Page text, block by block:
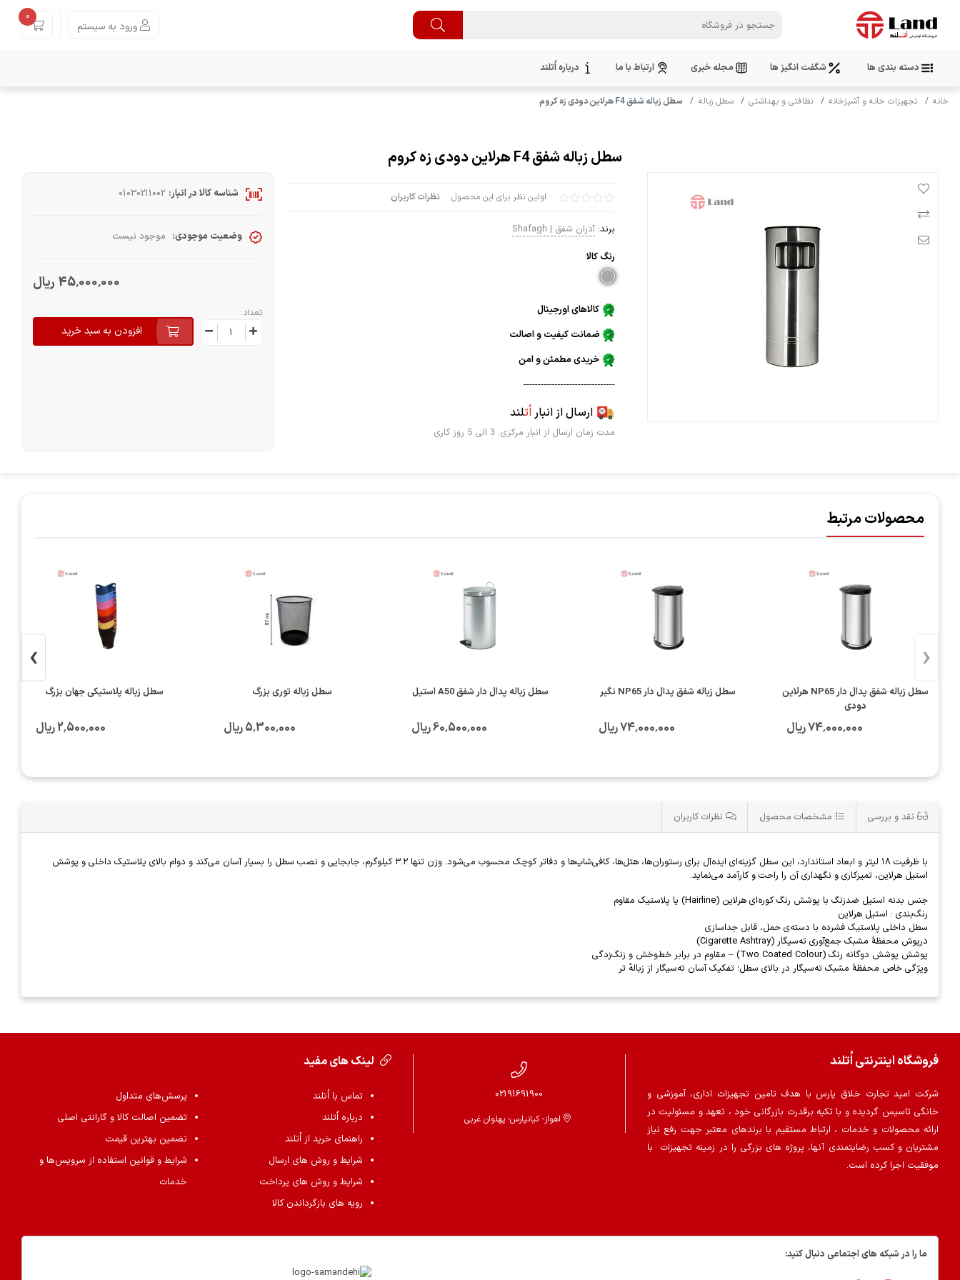
ورود به سیستم
0
دسته بندی ها شگفت انگیز ها مجله خبری ارتباط با ما درباره اُتلند
خانه تجهیزات خانه و آشپزخانه نظافتی و بهداشتی سطل زباله سطل زباله شفق F4 هرلاین دودی زه کروم
سطل زباله شفق F4 هرلاین دودی زه کروم
اولین نظر برای این محصول نظرات کاربران
برند: آدران شفق | Shafagh
رنگ كالا
کالاهای اورجینال
ضمانت کیفیت و اصالت
خریدی مطمئن و امن
--------------------------------
ارسال از انباراُتلند
مدت زمان ارسال از انبار مرکزی: 3 الی 5 روز کاری
شناسه کالا در انبار: 01030211002
وضعیت موجودی: موجود نیست
45٬000٬000 ریال
تعداد:
افزودن به سبد خرید
محصولات مرتبط
سطل زباله شفق پدال دار NP65 هرلاین
دودی
74٬000٬000 ریال
سطل زباله شفق پدال دار NP65 نگیر
74٬000٬000 ریال
سطل زباله پدال دار شفق A50 استیل
60٬500٬000 ریال
سطل زباله توری بزرگ
5٬300٬000 ریال
سطل زباله پلاستیکی جهان بزرگ
2٬500٬000 ریال
‹
›
نقد و بررسی مشخصات محصول نظرات کاربران
با ظرفیت ۱۸ لیتر و ابعاد استاندارد، این سطل گزینه‌ای ایده‌آل برای رستوران‌ها، هتل‌ها، کافی‌شاپ‌ها و دفاتر کوچک محسوب می‌شود. وزن تنها ۳.۲ کیلوگرم، جابجایی و نصب سطل را بسیار آسان می‌کند و دوام بالای پلاستیک داخلی و پوشش
استیل هرلاین، تمیزکاری و نگهداری آن را راحت و کارآمد می‌نماید.
جنس بدنه استیل ضدزنگ با پوشش رنگ کوره‌ای هرلاین (Hairline) یا پلاستیک مقاوم
رنگ‌بندی : استیل هرلاین
سطل داخلی پلاستیک فشرده با دسته‌ی حمل، قابل جداسازی
درپوش محفظهٔ مشبک جمع‌آوری ته‌سیگار (Cigarette Ashtray)
پوشش پوشش دوگانه رنگ (Two Coated Colour) – مقاوم در برابر خط‌وخش و زنگ‌زدگی
ویژگی خاص محفظهٔ مشبک ته‌سیگار در بالای سطل؛ تفکیک آسان ته‌سیگار از زباله‌ٔ تر
فروشگاه اینترنتی اُتلند
شرکت امید تجارت خلاق پارس با هدف تامین تجهیزات اداری، آموزشی و
خانگی تاسیس گردیده و با تکیه برقدرت بازرگانی خود ، تعهد و مسئولیت در
ارائه محصولات و خدمات ، ارتباط مستقیم با برندهای معتبر جهت رفع نیاز
مشتریان و کسب رضایتمندی آنها، پروژه های بزرگی را در زمینه تجهیزات با
موفقیت اجرا کرده است.
02191691900
اهواز- کیانپارس- پهلوان غربی
لینک های مفید
تماس با اُتلند
درباره اُتلند
راهنمای خرید از اُتلند
شرایط و روش های ارسال
شرایط و روش های پرداخت
رویه های بازگرداندن کالا
پرسش‌های متداول
تضمین اصالت کالا و گارانتی اصلی
تضمین بهترین قیمت
شرایط و قوانین استفاده از سرویس‌ها و
خدمات
ما را در شبکه های اجتماعی دنبال کنید: